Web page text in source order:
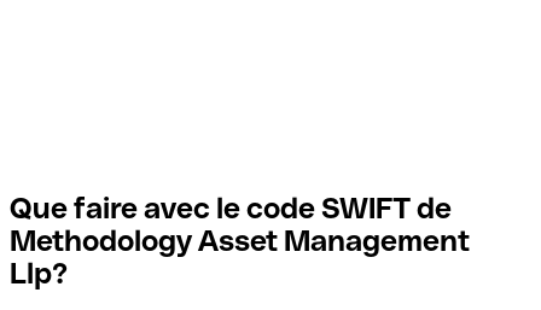
Que faire avec le code SWIFT de
Methodology Asset Management
Llp?